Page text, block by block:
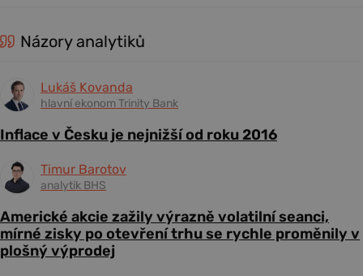
Názory analytiků
Lukáš Kovanda
hlavní ekonom Trinity Bank
Inflace v Česku je nejnižší od roku 2016
Timur Barotov
analytik BHS
Americké akcie zažily výrazně volatilní seanci,
mírné zisky po otevření trhu se rychle proměnily v
plošný výprodej